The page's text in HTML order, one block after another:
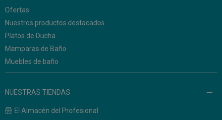
Ofertas
Nuestros productos destacados
Platos de Ducha
Mamparas de Baño
Muebles de baño
NUESTRAS TIENDAS
El Almacén del Profesional